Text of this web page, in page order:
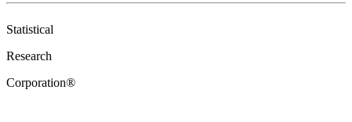
Statistical
Research
Corporation®